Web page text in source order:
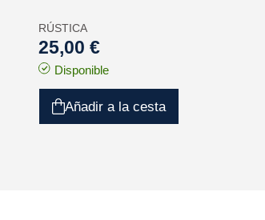
RÚSTICA
25,00 €
Disponible
Añadir a la cesta